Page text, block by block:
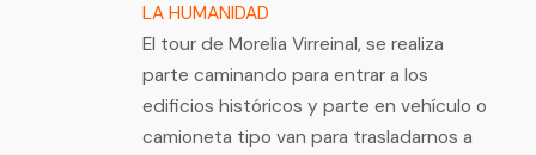
LA HUMANIDAD
El tour de Morelia Virreinal, se realiza
parte caminando para entrar a los
edificios históricos y parte en vehículo o
camioneta tipo van para trasladarnos a